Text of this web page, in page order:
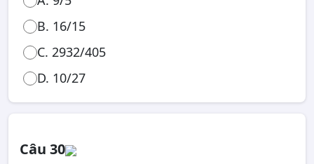
B. 16/15
C. 2932/405
D. 10/27
Câu 30